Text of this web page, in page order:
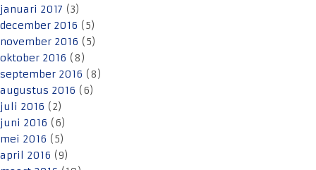
januari 2017 (3)
december 2016 (5)
november 2016 (5)
oktober 2016 (8)
september 2016 (8)
augustus 2016 (6)
juli 2016 (2)
juni 2016 (6)
mei 2016 (5)
april 2016 (9)